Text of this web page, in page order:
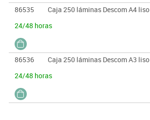
86535
Caja 250 láminas Descom A4 liso
24/48 horas
86536
Caja 250 láminas Descom A3 liso
24/48 horas